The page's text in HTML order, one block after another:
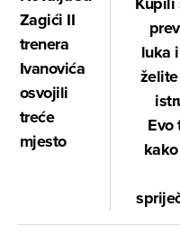
Zagići II
trenera
Ivanovića
osvojili
treće
mjesto
luka
Evo